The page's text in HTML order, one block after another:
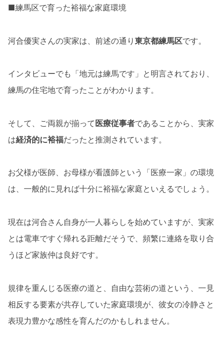
■練馬区で育った裕福な家庭環境
河合優実さんの実家は、前述の通り 東京都練馬区です。
インタビューでも「地元は練馬です」と明言されており、
練馬の住宅地で育ったことがわかります。
そして、ご両親が揃って医療従事者であることから、実家
は経済的に裕福だったと推測されています。
お父様が医師、お母様が看護師という「医療一家」の環境
は、一般的に見れば十分に裕福な家庭といえるでしょう。
現在は河合さん自身が一人暮らしを始めていますが、実家
とは電車ですぐ帰れる距離だそうで、頻繁に連絡を取り合
うほど家族仲は良好です。
規律を重んじる医療の道と、自由な芸術の道という、一見
相反する要素が共存していた家庭環境が、彼女の冷静さと
表現力豊かな感性を育んだのかもしれません。